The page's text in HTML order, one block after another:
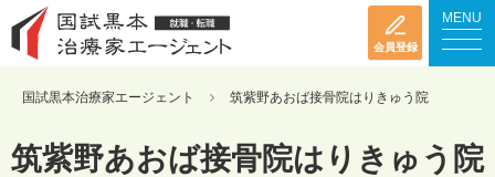
会員登録
MENU
国試黒本治療家エージェント 筑紫野あおば接骨院はりきゅう院
筑紫野あおば接骨院はりきゅう院